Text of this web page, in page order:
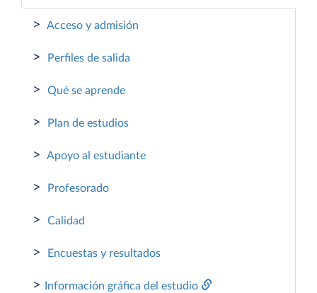
> Acceso y admisión
> Perfiles de salida
> Qué se aprende
> Plan de estudios
> Apoyo al estudiante
> Profesorado
> Calidad
> Encuestas y resultados
> Información gráfica del estudio